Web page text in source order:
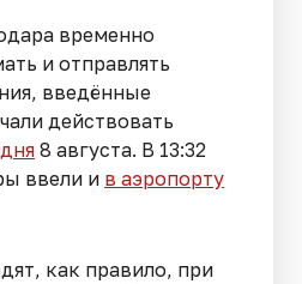
временно
и отправлять
введённые
действовать
8 августа. В 13:32
ввели и в аэропорту
как правило, при